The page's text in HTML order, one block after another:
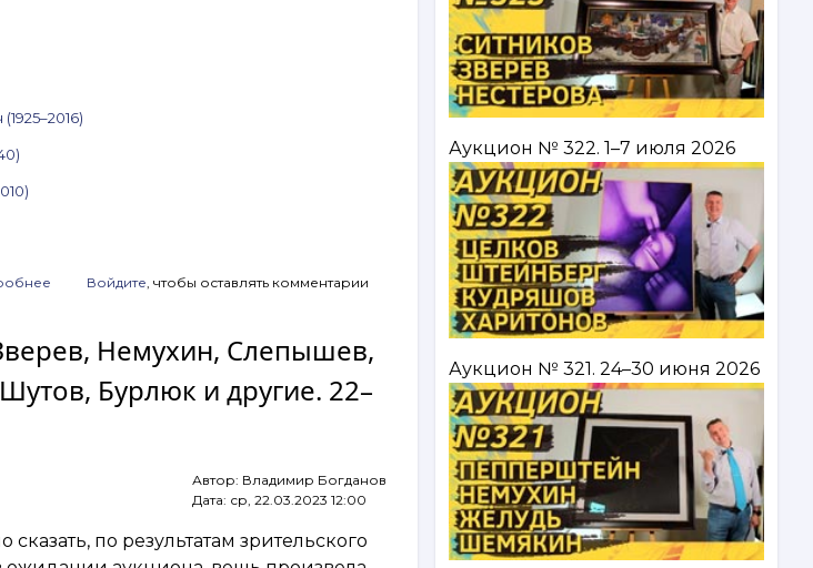
ArtSale.info
№ 165.
Зверев,
Неизвестный,
и другие.
5–
Войдите , чтобы оставлять комментарии
Немухин, Слепышев,
Бурлюк и другие. 22–
Автор: Владимир Богданов
Дата: ср, 22.03.2023 12:00
сказать, по результатам зрительского
Аукцион № 322. 1–7 июля 2026
Аукцион № 321. 24–30 июня 2026